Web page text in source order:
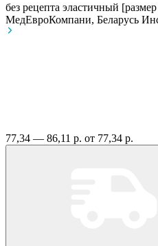
без рецепта эластичный
МедЕвроКомпани, Беларусь
77,34 — 86,11 р. от 77,34 р.